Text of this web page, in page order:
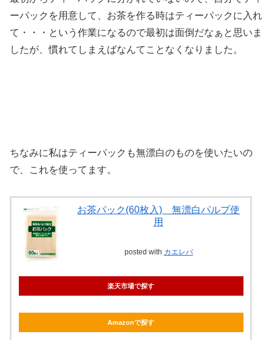
ーパックを用意して、お茶を作る時はティーパックに入れ
て・・・という作業になるので最初は面倒だなぁと思いま
したが、慣れてしまえばなんてことなくなりました。
ちなみに私はティーパックも無漂白のものを使いたいの
で、これを使ってます。
お茶パック(60枚入) 無漂白パルプ使
用
posted with カエレバ
楽天市場で探す
Amazonで探す